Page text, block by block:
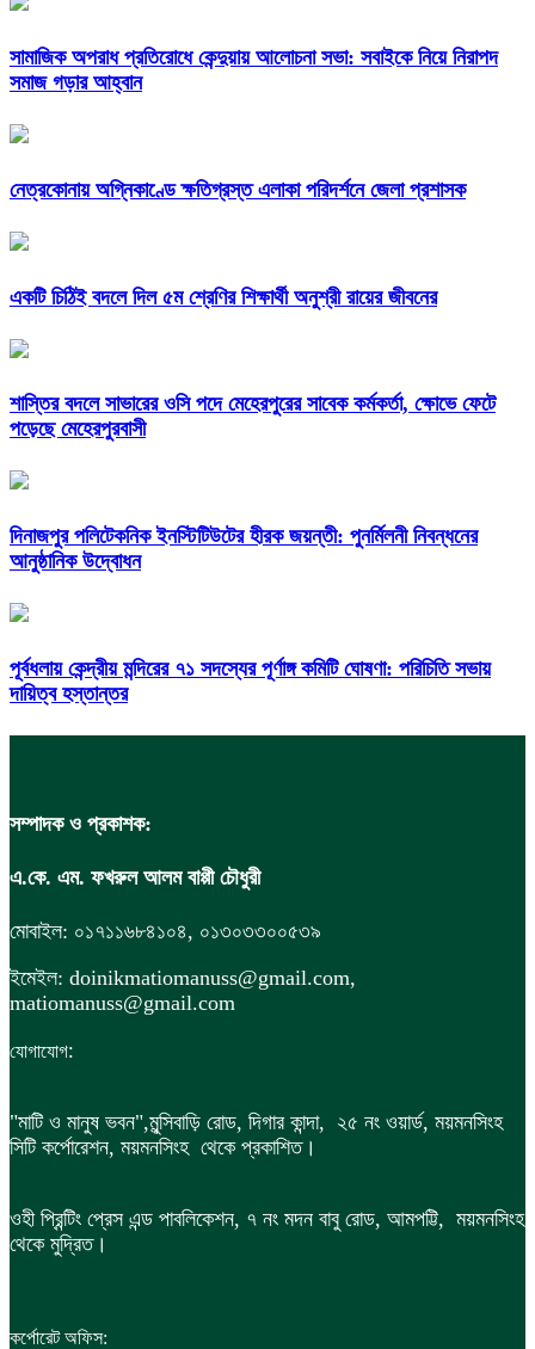
সামাজিক অপরাধ প্রতিরোধে কেন্দুয়ায় আলোচনা সভা: সবাইকে নিয়ে নিরাপদ
সমাজ গড়ার আহ্বান
নেত্রকোনায় অগ্নিকাণ্ডে ক্ষতিগ্রস্ত এলাকা পরিদর্শনে জেলা প্রশাসক
একটি চিঠিই বদলে দিল ৫ম শ্রেণির শিক্ষার্থী অনুশ্রী রায়ের জীবনের
শাস্তির বদলে সাভারের ওসি পদে মেহেরপুরের সাবেক কর্মকর্তা, ক্ষোভে ফেটে
পড়েছে মেহেরপুরবাসী
দিনাজপুর পলিটেকনিক ইনস্টিটিউটের হীরক জয়ন্তী: পুনর্মিলনী নিবন্ধনের
আনুষ্ঠানিক উদ্বোধন
পূর্বধলায় কেন্দ্রীয় মন্দিরের ৭১ সদস্যের পূর্ণাঙ্গ কমিটি ঘোষণা: পরিচিতি সভায়
দায়িত্ব হস্তান্তর
সম্পাদক ও প্রকাশক:
এ.কে. এম. ফখরুল আলম বাপ্পী চৌধুরী
মোবাইল: ০১৭১১৬৮৪১০৪, ০১৩০৩৩০০৫৩৯
ইমেইল: doinikmatiomanuss@gmail.com,
matiomanuss@gmail.com
যোগাযোগ:
"মাটি ও মানুষ ভবন",মুন্সিবাড়ি রোড, দিগার কান্দা, ২৫ নং ওয়ার্ড, ময়মনসিংহ
সিটি কর্পোরেশন, ময়মনসিংহ থেকে প্রকাশিত।
ওহী প্রিন্টিং প্রেস এন্ড পাবলিকেশন, ৭ নং মদন বাবু রোড, আমপট্টি, ময়মনসিংহ
থেকে মুদ্রিত।
কর্পোরেট অফিস: